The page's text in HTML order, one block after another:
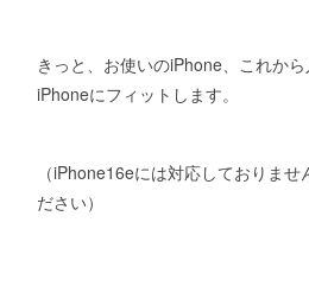
きっと、お使いのiPhone、これか
iPhoneにフィットします。
（iPhone16eには対応しておりま
ださい）